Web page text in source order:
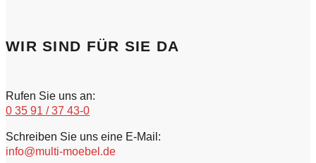
WIR SIND FÜR SIE DA
Rufen Sie uns an:
0 35 91 / 37 43-0
Schreiben Sie uns eine E-Mail:
info@multi-moebel.de